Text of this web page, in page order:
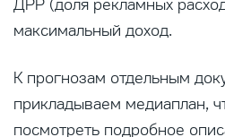
ДРР (доля рекламных
максимальный доход.
К прогнозам отдельным
прикладываем медиаплан,
посмотреть подробное